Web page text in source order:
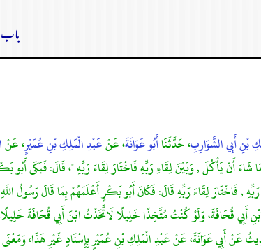
بْنِ أَبِي الشَّوَارِبِ، حَدَّثَنَاأَبُو عَوَانَةَ، عَنْعَبْدِ الْمَلِكِ بْنِ عُمَيْرٍ، عَنْ
شَاءَ أَنْ يَأْكُلَ , وَبَيْنَ لِقَاءِ رَبِّهِ فَاخْتَارَ لِقَاءَ رَبِّهِ "، قَالَ: فَبَكَى
, فَاخْتَارَ لِقَاءَ رَبِّهِ قَالَ: فَكَانَ أَبُو بَكْرٍ أَعْلَمَهُمْ بِمَا قَالَ رَسُولُ
أَبِي قُحَافَةَ، وَلَوْ كُنْتُ مُتَّخِذًا خَلِيلًا لَاتَّخَذْتُ ابْنَ أَبِي قُحَافَةَ
أَبِي عَوَانَةَ، عَنْ عَبْدِ الْمَلِكِ بْنِ عُمَيْرٍ بِإِسْنَادٍ غَيْرِ هَذَا، وَمَعْنَى